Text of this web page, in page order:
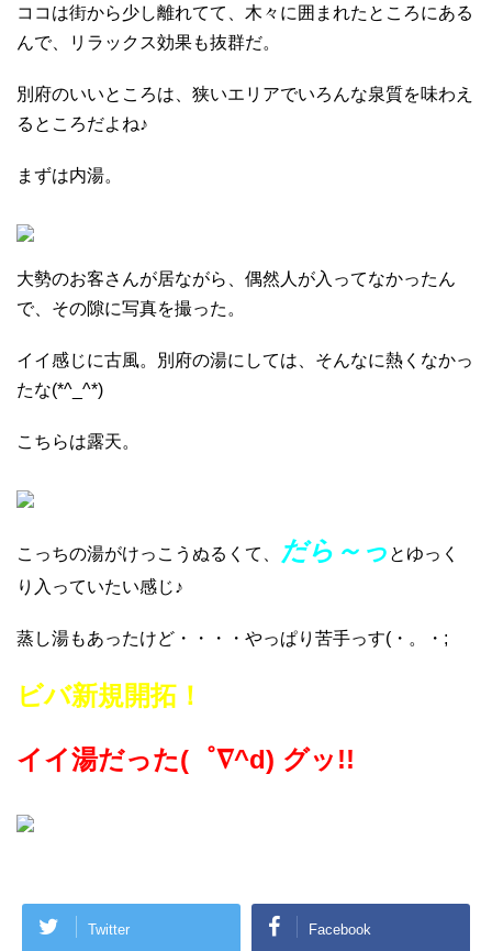
ココは街から少し離れてて、木々に囲まれたところにある
んで、リラックス効果も抜群だ。
別府のいいところは、狭いエリアでいろんな泉質を味わえ
るところだよね♪
まずは内湯。
大勢のお客さんが居ながら、偶然人が入ってなかったん
で、その隙に写真を撮った。
イイ感じに古風。別府の湯にしては、そんなに熱くなかっ
たな(*^_^*)
こちらは露天。
こっちの湯がけっこうぬるくて、 だら～っ とゆっく
り入っていたい感じ♪
蒸し湯もあったけど・・・・やっぱり苦手っす(・。・;
ビバ新規開拓！
イイ湯だった(゜∇^d) グッ!!
Twitter Facebook